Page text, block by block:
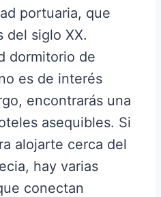
portuaria, que
del siglo XX.
dormitorio de
es de interés
encontrarás una
asequibles. Si
alojarte cerca del
hay varias
conectan